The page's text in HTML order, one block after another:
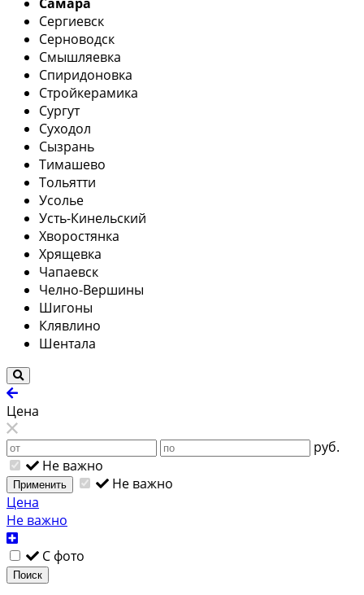
Сергиевск
Серноводск
Смышляевка
Спиридоновка
Стройкерамика
Сургут
Суходол
Сызрань
Тимашево
Тольятти
Усолье
Усть-Кинельский
Хворостянка
Хрящевка
Чапаевск
Челно-Вершины
Шигоны
Клявлино
Шентала
Цена
руб.
Не важно
Применить
Не важно
Цена
Не важно
С фото
Поиск